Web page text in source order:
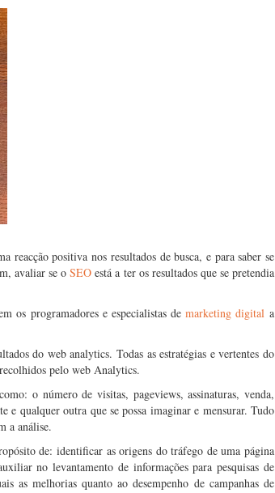
reacção positiva nos resultados de busca, e para saber se
avaliar se oSEO está a ter os resultados que se pretendia
os programadores e especialistas demarketing digital a
do web analytics. Todas as estratégias e vertentes do
pelo web Analytics.
o número de visitas, pageviews, assinaturas, venda,
e qualquer outra que se possa imaginar e mensurar. Tudo
a análise.
de: identificar as origens do tráfego de uma página
no levantamento de informações para pesquisas de
as melhorias quanto ao desempenho de campanhas de